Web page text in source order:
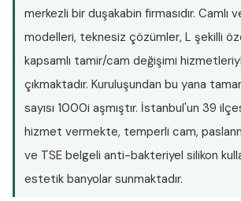
merkezli bir duşakabin firmasıdır. Camlı
modelleri, teknesiz çözümler, L şekilli
kapsamlı tamir/cam değişimi
çıkmaktadır. Kuruluşundan bu yana
sayısı 1000i aşmıştır. İstanbul'un 39
hizmet vermekte, temperli cam,
ve TSE belgeli anti-bakteriyel silikon
estetik banyolar sunmaktadır.